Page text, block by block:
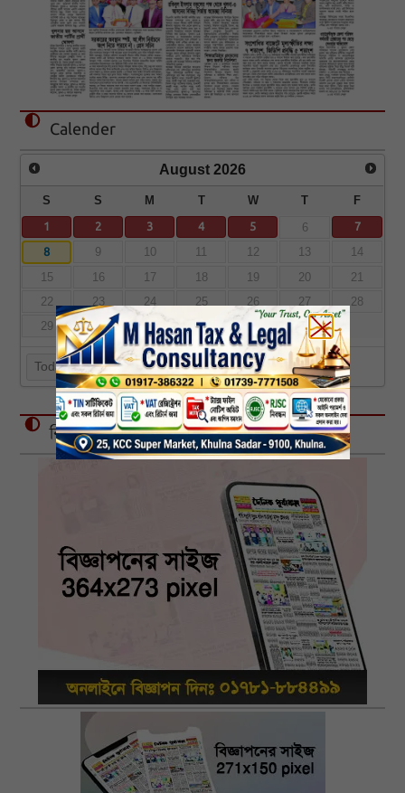
Calender
August 2026
S S M T W T F
1 2 3 4 5 6
7
8
9 10 11 12 13
14
15
16 17 18 19 20
21
22
23 24 25 26 27
28
29
30 31
Today
বিজ্ঞাপন